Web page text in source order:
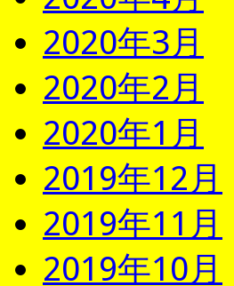
2020年3月
2020年2月
2020年1月
2019年12月
2019年11月
2019年10月